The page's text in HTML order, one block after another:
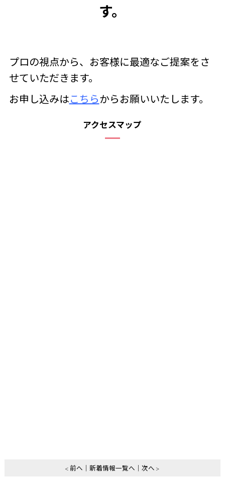
す。
プロの視点から、お客様に最適なご提案をさ
せていただきます。
お申し込みはこちらからお願いいたします。
アクセスマップ
前へ 新着情報一覧へ 次へ